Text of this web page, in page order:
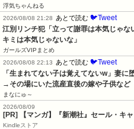
浮気ちゃんねる
2026/08/08 21:28
あとで読む 🐦Tweet
江別リンチ犯「立って謝罪は本気じゃ
キミは本気じゃないな」
ガールズVIPまとめ
2026/08/08 22:13
あとで読む 🐦Tweet
「生まれてない子は覚えてないw」妻
→その場にいた流産直後の嫁や子供など
まなにゅ～
2026/08/09
[PR] 【マンガ】『新潮社』セール・キ
Kindleストア